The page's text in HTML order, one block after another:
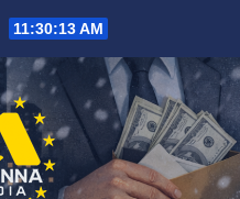
11:30:14 AM